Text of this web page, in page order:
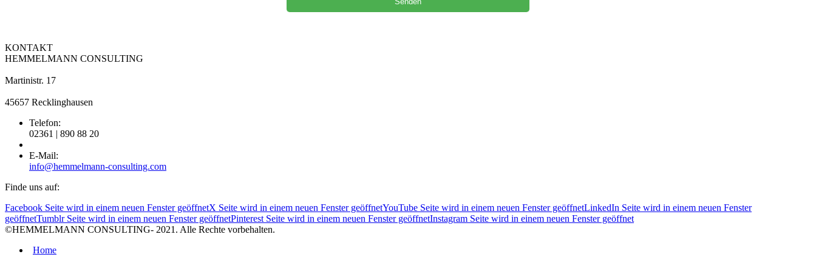
KONTAKT
HEMMELMANN CONSULTING
Martinistr. 17
45657 Recklinghausen
Telefon:
02361 | 890 88 20
E-Mail:
info@hemmelmann-consulting.com
Finde uns auf:
Facebook Seite wird in einem neuen Fenster geöffnetX Seite wird in einem neuen Fenster geöffnetYouTube Seite wird in einem neuen Fenster geöffnetLinkedIn Seite wird in einem neuen Fenster
geöffnetTumblr Seite wird in einem neuen Fenster geöffnetPinterest Seite wird in einem neuen Fenster geöffnetInstagram Seite wird in einem neuen Fenster geöffnet
©HEMMELMANN CONSULTING- 2021. Alle Rechte vorbehalten.
Home